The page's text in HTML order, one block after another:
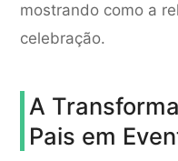
mostrando como a
celebração.
A
Pais em